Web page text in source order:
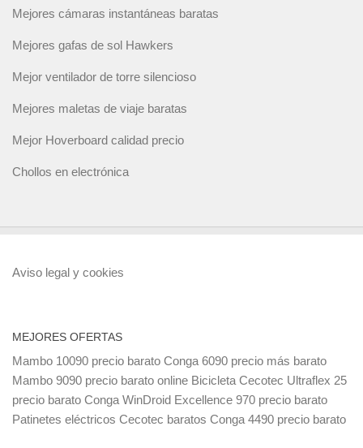
Mejores cámaras instantáneas baratas
Mejores gafas de sol Hawkers
Mejor ventilador de torre silencioso
Mejores maletas de viaje baratas
Mejor Hoverboard calidad precio
Chollos en electrónica
Aviso legal y cookies
MEJORES OFERTAS
Mambo 10090 precio barato Conga 6090 precio más barato
Mambo 9090 precio barato online Bicicleta Cecotec Ultraflex 25
precio barato Conga WinDroid Excellence 970 precio barato
Patinetes eléctricos Cecotec baratos Conga 4490 precio barato